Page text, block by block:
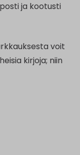
ja kootusti
voit
kirjoja; niin